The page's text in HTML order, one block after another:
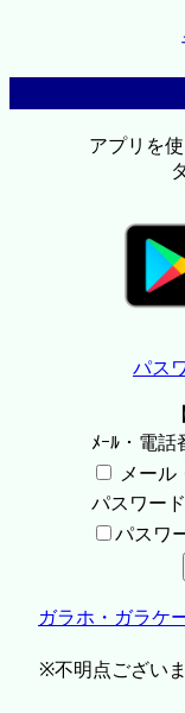
アプリを
パス
ﾒｰﾙ・電話
メール
パスワード
パスワ
ガラホ・ガラケ
※不明点ござい